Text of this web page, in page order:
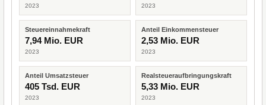
2023 2023
Steuereinnahmekraft
7,94 Mio. EUR
2023
Anteil Einkommensteuer
2,53 Mio. EUR
2023
Anteil Umsatzsteuer
405 Tsd. EUR
2023
Realsteueraufbringungskraft
5,33 Mio. EUR
2023